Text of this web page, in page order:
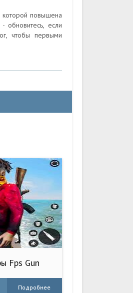
которой повышена
обновитесь, если
чтобы первыми
Fps Gun
Подробнее